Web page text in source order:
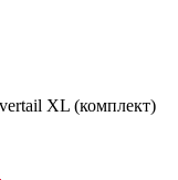
XL (комплект)